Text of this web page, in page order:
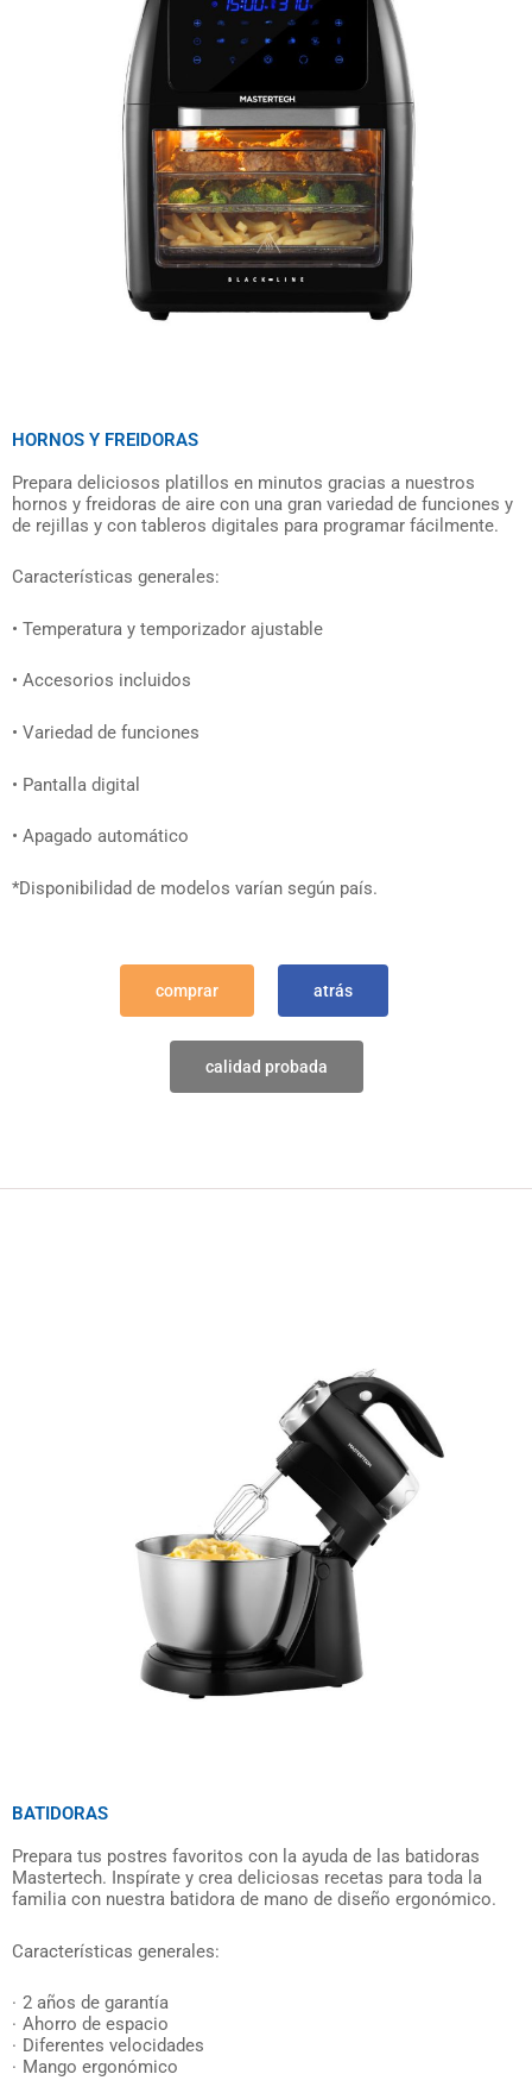
HORNOS Y FREIDORAS
Prepara deliciosos platillos en minutos gracias a nuestros
hornos y freidoras de aire con una gran variedad de funciones y
de rejillas y con tableros digitales para programar fácilmente.
Características generales:
• Temperatura y temporizador ajustable
• Accesorios incluidos
• Variedad de funciones
• Pantalla digital
• Apagado automático
*Disponibilidad de modelos varían según país.
comprar atrás
calidad probada
BATIDORAS
Prepara tus postres favoritos con la ayuda de las batidoras
Mastertech. Inspírate y crea deliciosas recetas para toda la
familia con nuestra batidora de mano de diseño ergonómico.
Características generales:
2 años de garantía
Ahorro de espacio
Diferentes velocidades
Mango ergonómico